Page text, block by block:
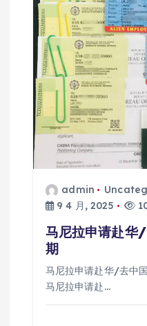
admin
9 4 月, 2025
马尼拉申请赴华
期
马尼拉申请赴华/去中
马尼拉申请赴…